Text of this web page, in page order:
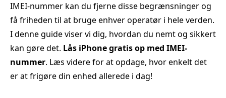
IMEI‑nummer kan du fjerne disse begrænsninger og
få friheden til at bruge enhver operatør i hele verden.
I denne guide viser vi dig, hvordan du nemt og sikkert
kan gøre det. Lås iPhone gratis op med IMEI-
nummer. Læs videre for at opdage, hvor enkelt det
er at frigøre din enhed allerede i dag!